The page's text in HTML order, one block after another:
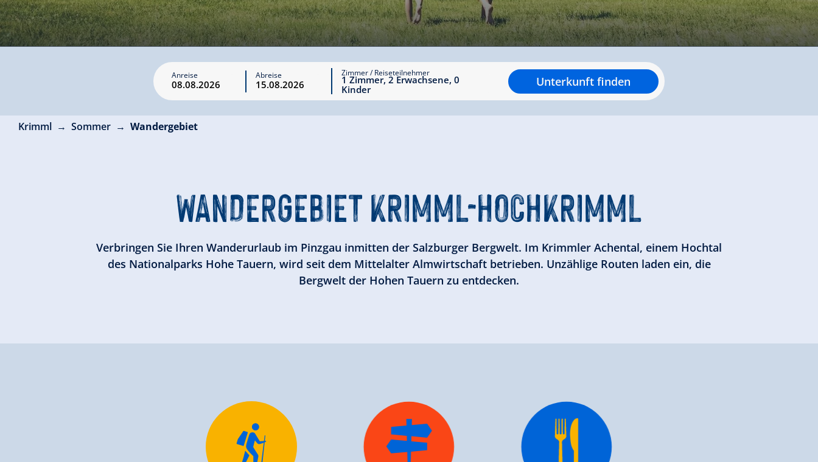
Anreise Abreise Zimmer / Reiseteilnehmer
1 Zimmer, 2 Erwachsene, 0
Kinder
Unterkunft finden
Krimml Sommer Wandergebiet
WANDERGEBIETKRIMML-HOCHKRIMML
Verbringen Sie Ihren Wanderurlaub im Pinzgau inmitten der Salzburger Bergwelt. Im Krimmler Achental, einem Hochtal
des Nationalparks Hohe Tauern, wird seit dem Mittelalter Almwirtschaft betrieben. Unzählige Routen laden ein, die
Bergwelt der Hohen Tauern zu entdecken.